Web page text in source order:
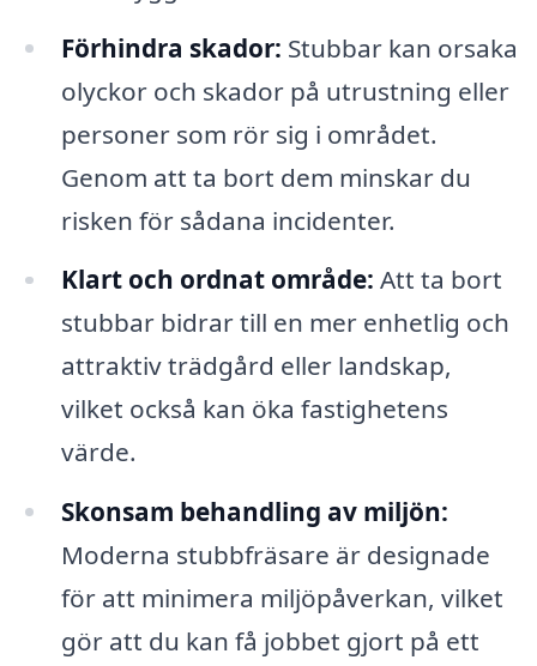
Förhindra skador: Stubbar kan orsaka
olyckor och skador på utrustning eller
personer som rör sig i området.
Genom att ta bort dem minskar du
risken för sådana incidenter.
Klart och ordnat område: Att ta bort
stubbar bidrar till en mer enhetlig och
attraktiv trädgård eller landskap,
vilket också kan öka fastighetens
värde.
Skonsam behandling av miljön:
Moderna stubbfräsare är designade
för att minimera miljöpåverkan, vilket
gör att du kan få jobbet gjort på ett